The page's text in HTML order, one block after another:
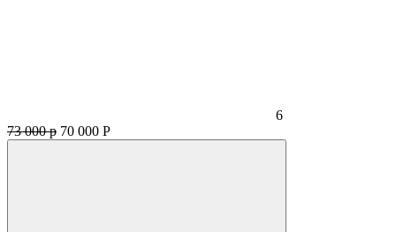
6
73 000 р 70 000 Р